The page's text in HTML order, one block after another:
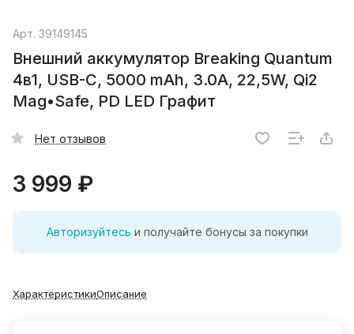
Арт. 39149145
Внешний аккумулятор Breaking Quantum
4в1, USB-C, 5000 mAh, 3.0A, 22,5W, Qi2
Mag•Safe, PD LED Графит
Нет отзывов
3 999 ₽
Авторизуйтесь и получайте бонусы за покупки
ХарактеристикиОписание